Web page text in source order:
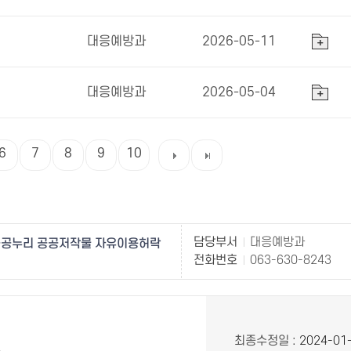
대응예방과 2026-05-11
대응예방과 2026-05-04
7 8 9 10
누리 공공저작물 자유이용허락 담당부서
대응예방과
전화번호
063-630-8243
최종수정일 : 2024-